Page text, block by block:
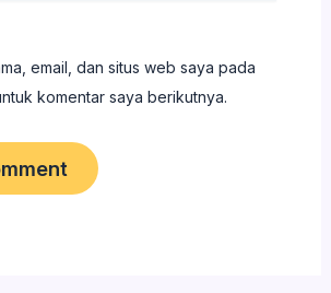
email, dan situs web saya pada
komentar saya berikutnya.